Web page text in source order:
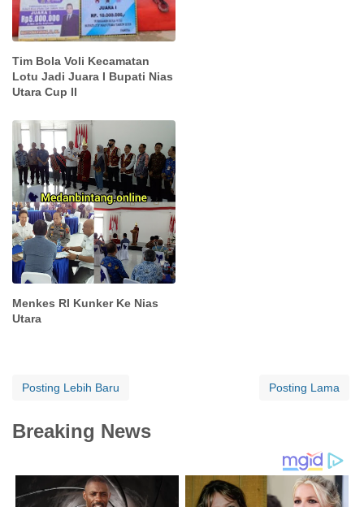
Tim Bola Voli Kecamatan
Lotu Jadi Juara I Bupati Nias
Utara Cup II
Menkes RI Kunker Ke Nias
Utara
Posting Lebih Baru Posting Lama
Breaking News